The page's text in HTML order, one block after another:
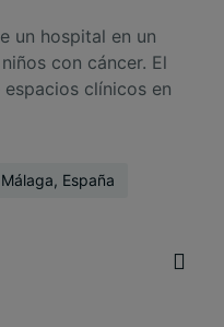
un hospital en un
con cáncer. El
clínicos en
Málaga, España